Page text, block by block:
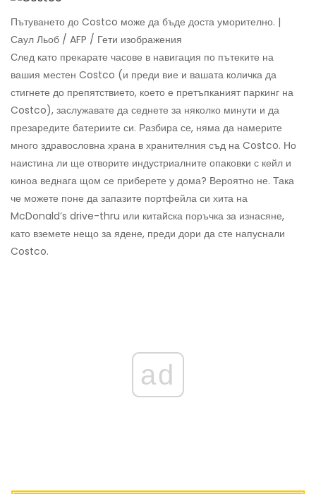
Пътуването до Costco може да бъде доста уморително. |
Саул Льоб / AFP / Гети изображения
След като прекарате часове в навигация по пътеките на
вашия местен Costco (и преди вие и вашата количка да
стигнете до препятствието, което е претъпканият паркинг на
Costco), заслужавате да седнете за няколко минути и да
презаредите батериите си. Разбира се, няма да намерите
много здравословна храна в хранителния съд на Costco. Но
наистина ли ще отворите индустриалните опаковки с кейл и
киноа веднага щом се приберете у дома? Вероятно не. Така
че можете поне да запазите портфейла си хита на
McDonald’s drive-thru или китайска поръчка за изнасяне,
като вземете нещо за ядене, преди дори да сте напуснали
Costco.
ad